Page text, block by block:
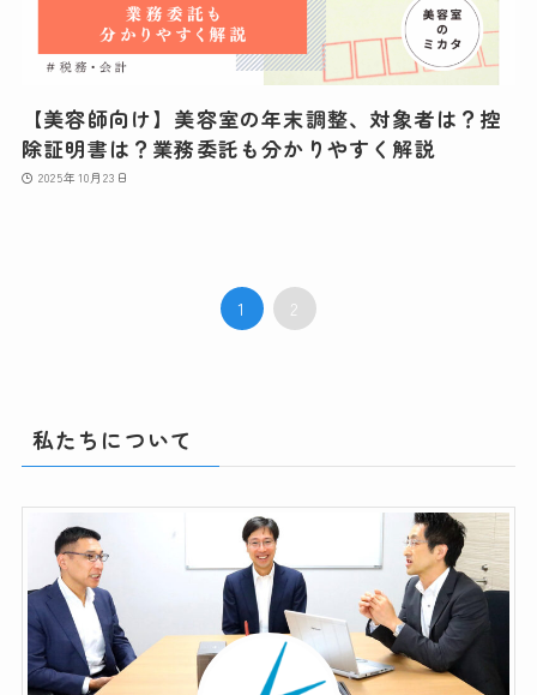
【美容師向け】美容室の年末調整、対象者は？控
除証明書は？業務委託も分かりやすく解説
2025年10月23日
1 2
私たちについて